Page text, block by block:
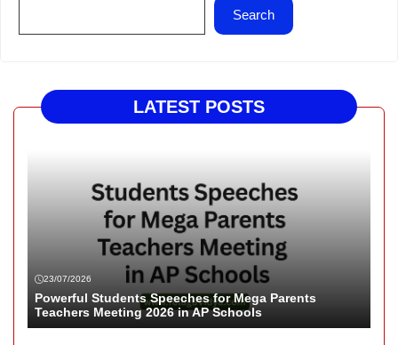
Search
LATEST POSTS
23/07/2026
Powerful Students Speeches for Mega Parents
Teachers Meeting 2026 in AP Schools